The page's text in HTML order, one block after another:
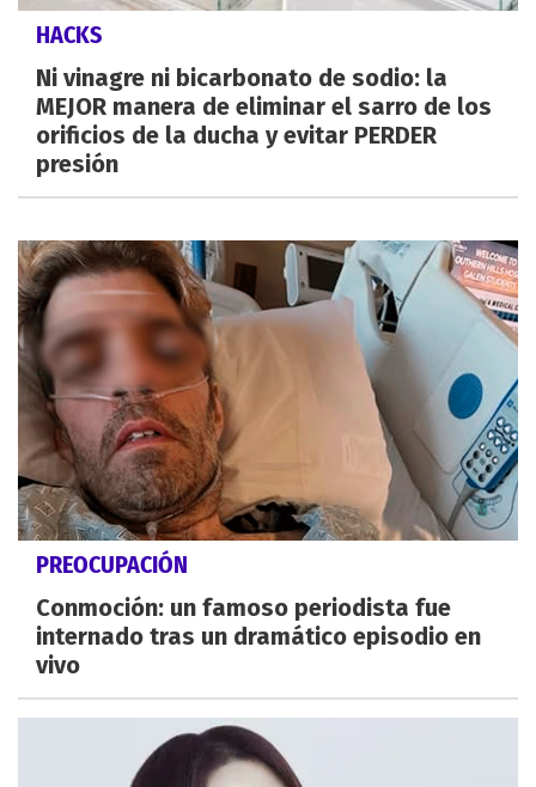
HACKS
Ni vinagre ni bicarbonato de sodio: la
MEJOR manera de eliminar el sarro de los
orificios de la ducha y evitar PERDER
presión
PREOCUPACIÓN
Conmoción: un famoso periodista fue
internado tras un dramático episodio en
vivo